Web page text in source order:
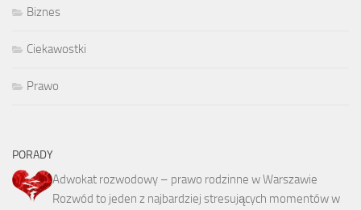
Biznes
Ciekawostki
Prawo
PORADY
Adwokat rozwodowy – prawo rodzinne w Warszawie
Rozwód to jeden z najbardziej stresujących momentów w